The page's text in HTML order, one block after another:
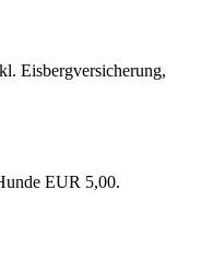
Eisbergversicherung,
EUR 5,00.